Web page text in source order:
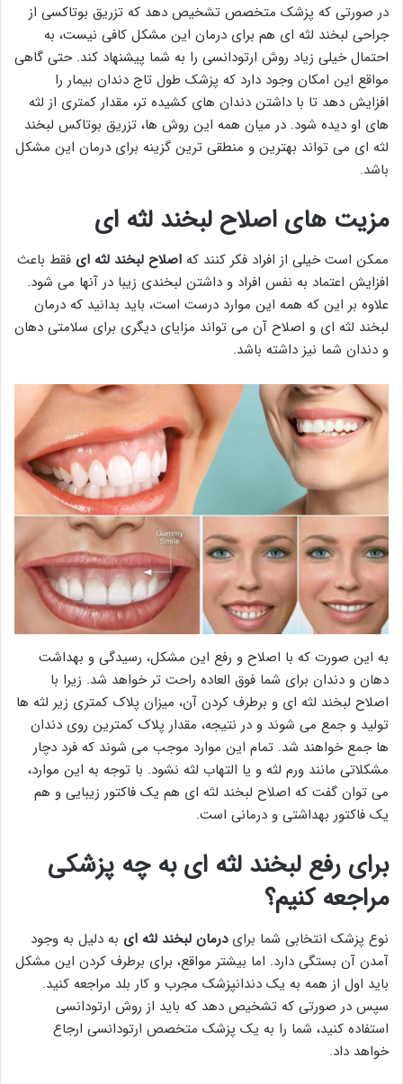
در صورتی که پزشک متخصص تشخیص دهد که تزریق بوتاکسی از
جراحی لبخند لثه ای هم برای درمان این مشکل کافی نیست، به
احتمال خیلی زیاد روش ارتودانسی را به شما پیشنهاد کند. حتی گاهی
مواقع این امکان وجود دارد که پزشک طول تاج دندان بیمار را
افزایش دهد تا با داشتن دندان های کشیده تر، مقدار کمتری از لثه
های او دیده شود. در میان همه این روش ها، تزریق بوتاکس لبخند
لثه ای می تواند بهترین و منطقی ترین گزینه برای درمان این مشکل
باشد.
مزیت های اصلاح لبخند لثه ای
ممکن است خیلی از افراد فکر کنند که اصلاح لبخند لثه ای فقط باعث
افزایش اعتماد به نفس افراد و داشتن لبخندی زیبا در آنها می شود.
علاوه بر این که همه این موارد درست است، باید بدانید که درمان
لبخند لثه ای و اصلاح آن می تواند مزایای دیگری برای سلامتی دهان
و دندان شما نیز داشته باشد.
به این صورت که با اصلاح و رفع این مشکل، رسیدگی و بهداشت
دهان و دندان برای شما فوق العاده راحت تر خواهد شد. زیرا با
اصلاح لبخند لثه ای و برطرف کردن آن، میزان پلاک کمتری زیر لثه ها
تولید و جمع می شوند و در نتیجه، مقدار پلاک کمترین روی دندان
ها جمع خواهند شد. تمام این موارد موجب می شوند که فرد دچار
مشکلاتی مانند ورم لثه و یا التهاب لثه نشود. با توجه به این موارد،
می توان گفت که اصلاح لبخند لثه ای هم یک فاکتور زیبایی و هم
یک فاکتور بهداشتی و درمانی است.
برای رفع لبخند لثه ای به چه پزشکی
مراجعه کنیم؟
نوع پزشک انتخابی شما برایدرمان لبخند لثه ای به دلیل به وجود
آمدن آن بستگی دارد. اما بیشتر مواقع، برای برطرف کردن این مشکل
باید اول از همه به یک دندانپزشک مجرب و کار بلد مراجعه کنید.
سپس در صورتی که تشخیص دهد که باید از روش ارتودانسی
استفاده کنید، شما را به یک پزشک متخصص ارتودانسی ارجاع
خواهد داد.